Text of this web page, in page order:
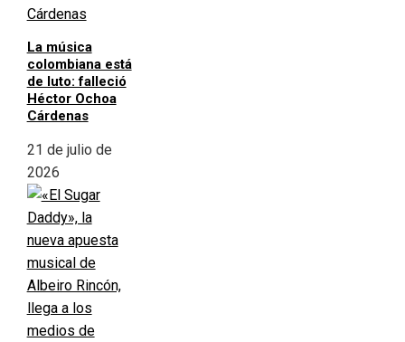
La música
colombiana está
de luto: falleció
Héctor Ochoa
Cárdenas
21 de julio de
2026